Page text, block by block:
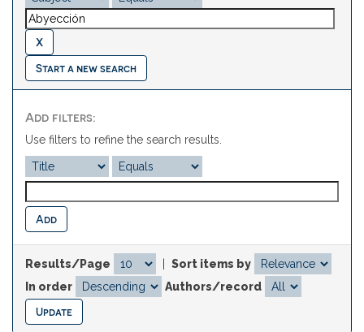
Start a new search
Add filters:
Use filters to refine the search results.
Results/Page
Sort items by
In order
Authors/record